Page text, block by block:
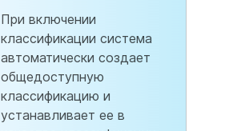
При включении
классификации система
автоматически создает
общедоступную
классификацию и
устанавливает ее в